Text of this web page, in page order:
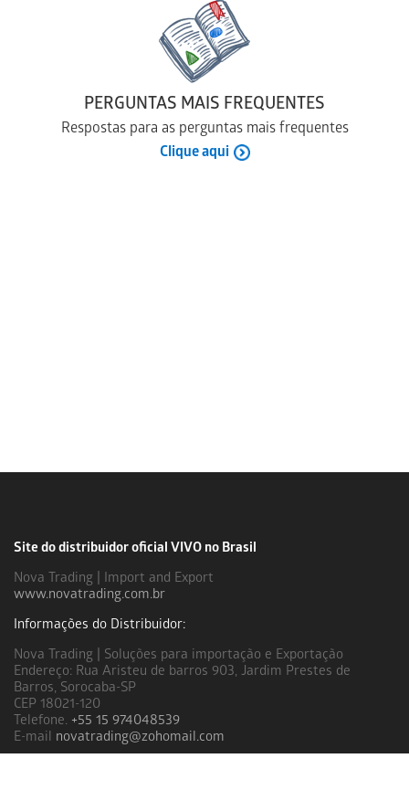
PERGUNTAS MAIS FREQUENTES
Respostas para as perguntas mais frequentes
Clique aqui
Site do distribuidor oficial VIVO no Brasil
Nova Trading | Import and Export
www.novatrading.com.br
Informações do Distribuidor:
Nova Trading | Soluções para importação e Exportação
Endereço: Rua Aristeu de barros 903, Jardim Prestes de
Barros, Sorocaba-SP
CEP 18021-120
Telefone. +55 15 974048539
E-mail novatrading@zohomail.com